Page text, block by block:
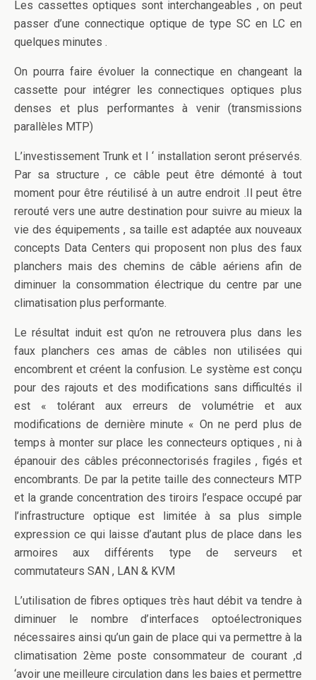
Les cassettes optiques sont interchangeables , on peut
passer d’une connectique optique de type SC en LC en
quelques minutes .
On pourra faire évoluer la connectique en changeant la
cassette pour intégrer les connectiques optiques plus
denses et plus performantes à venir (transmissions
parallèles MTP)
L’investissement Trunk et l ‘ installation seront préservés.
Par sa structure , ce câble peut être démonté à tout
moment pour être réutilisé à un autre endroit .Il peut être
rerouté vers une autre destination pour suivre au mieux la
vie des équipements , sa taille est adaptée aux nouveaux
concepts Data Centers qui proposent non plus des faux
planchers mais des chemins de câble aériens afin de
diminuer la consommation électrique du centre par une
climatisation plus performante.
Le résultat induit est qu’on ne retrouvera plus dans les
faux planchers ces amas de câbles non utilisées qui
encombrent et créent la confusion. Le système est conçu
pour des rajouts et des modifications sans difficultés il
est « tolérant aux erreurs de volumétrie et aux
modifications de dernière minute « On ne perd plus de
temps à monter sur place les connecteurs optiques , ni à
épanouir des câbles préconnectorisés fragiles , figés et
encombrants. De par la petite taille des connecteurs MTP
et la grande concentration des tiroirs l’espace occupé par
l’infrastructure optique est limitée à sa plus simple
expression ce qui laisse d’autant plus de place dans les
armoires aux différents type de serveurs et
commutateurs SAN , LAN & KVM
L’utilisation de fibres optiques très haut débit va tendre à
diminuer le nombre d’interfaces optoélectroniques
nécessaires ainsi qu’un gain de place qui va permettre à la
climatisation 2ème poste consommateur de courant ,d
‘avoir une meilleure circulation dans les baies et permettre